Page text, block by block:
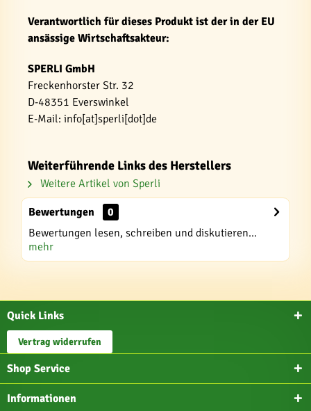
Verantwortlich für dieses Produkt ist der in der EU
ansässige Wirtschaftsakteur:
SPERLI GmbH
Freckenhorster Str. 32
D-48351 Everswinkel
E-Mail: info[at]sperli[dot]de
Weiterführende Links des Herstellers
Weitere Artikel von Sperli
Bewertungen
0
Bewertungen lesen, schreiben und diskutieren...
mehr
Quick Links
Vertrag widerrufen
Shop Service
Informationen